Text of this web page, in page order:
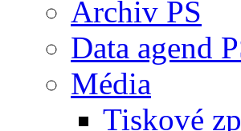
Archiv PS
Data agend
Média
Tiskové